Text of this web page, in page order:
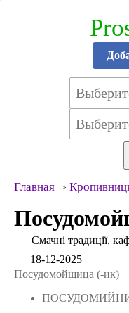
Главная
Смачні традиції,
18-12-2025
Посудомойщица (-ик)